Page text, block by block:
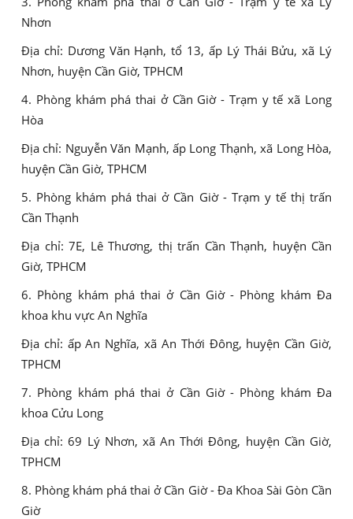
Nhơn
Địa chỉ: Dương Văn Hạnh, tổ 13, ấp Lý Thái Bửu, xã Lý
Nhơn, huyện Cần Giờ, TPHCM
4. Phòng khám phá thai ở Cần Giờ - Trạm y tế xã Long
Hòa
Địa chỉ: Nguyễn Văn Mạnh, ấp Long Thạnh, xã Long Hòa,
huyện Cần Giờ, TPHCM
5. Phòng khám phá thai ở Cần Giờ - Trạm y tế thị trấn
Cần Thạnh
Địa chỉ: 7E, Lê Thương, thị trấn Cần Thạnh, huyện Cần
Giờ, TPHCM
6. Phòng khám phá thai ở Cần Giờ - Phòng khám Đa
khoa khu vực An Nghĩa
Địa chỉ: ấp An Nghĩa, xã An Thới Đông, huyện Cần Giờ,
TPHCM
7. Phòng khám phá thai ở Cần Giờ - Phòng khám Đa
khoa Cửu Long
Địa chỉ: 69 Lý Nhơn, xã An Thới Đông, huyện Cần Giờ,
TPHCM
8. Phòng khám phá thai ở Cần Giờ - Đa Khoa Sài Gòn Cần
Giờ